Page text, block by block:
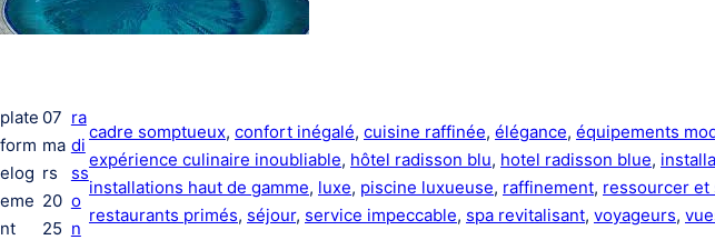
plate
form
elog
eme
nt
07
ma
rs
20
25
ra
di
ss
o
n
cadre somptueux, confort inégalé, cuisine raffinée, élégance, équipements
expérience culinaire inoubliable, hôtel radisson blu, hotel radisson blue,
installations haut de gamme, luxe, piscine luxueuse, raffinement, ressourcer et
restaurants primés, séjour, service impeccable, spa revitalisant, voyageurs,